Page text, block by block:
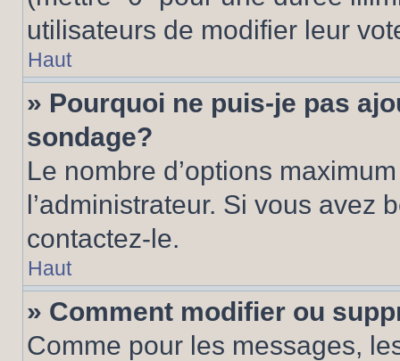
utilisateurs de modifier leur
Haut
» Pourquoi ne puis-je pas
sondage?
Le nombre d’options
l’administrateur. Si vous avez
contactez-le.
Haut
» Comment modifier ou
Comme pour les messages,